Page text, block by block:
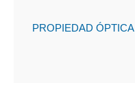
PROPIEDAD ÓPTICA